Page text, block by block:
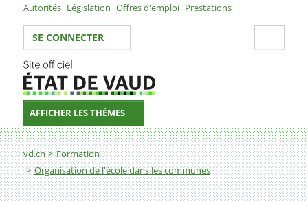
Sous-navigation
Autorités Législation Offres d'emploi Prestations
Votre identité
SE CONNECTER
AFFICHER LES THÈMES
Fil d'Ariane
vd.ch
Formation
Organisation de l'école dans les communes
Collaboration intercommunale et Conseil